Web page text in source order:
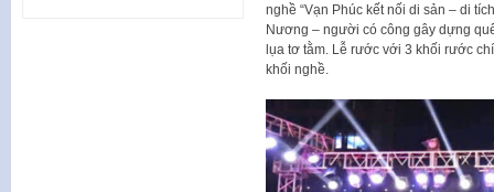
nghề “Vạn Phúc kết nối di sản – di
Nương – người có công gây dựng
lụa tơ tằm. Lễ rước với 3 khối rước
khối nghề.